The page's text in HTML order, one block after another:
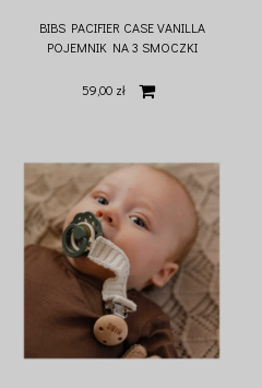
BIBS PACIFIER CASE VANILLA
POJEMNIK NA 3 SMOCZKI
59,00 zł